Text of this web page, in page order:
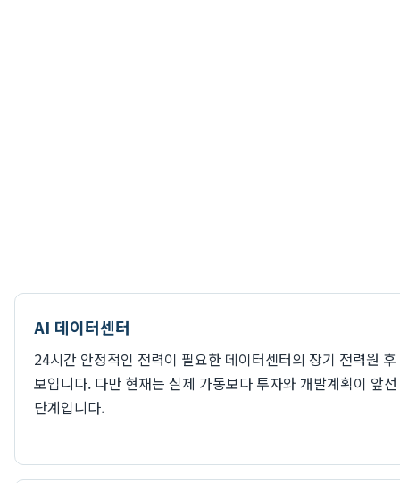
AI 데이터센터
24시간 안정적인 전력이 필요한 데이터센터의 장기 전력원 후
보입니다. 다만 현재는 실제 가동보다 투자와 개발계획이 앞선
단계입니다.